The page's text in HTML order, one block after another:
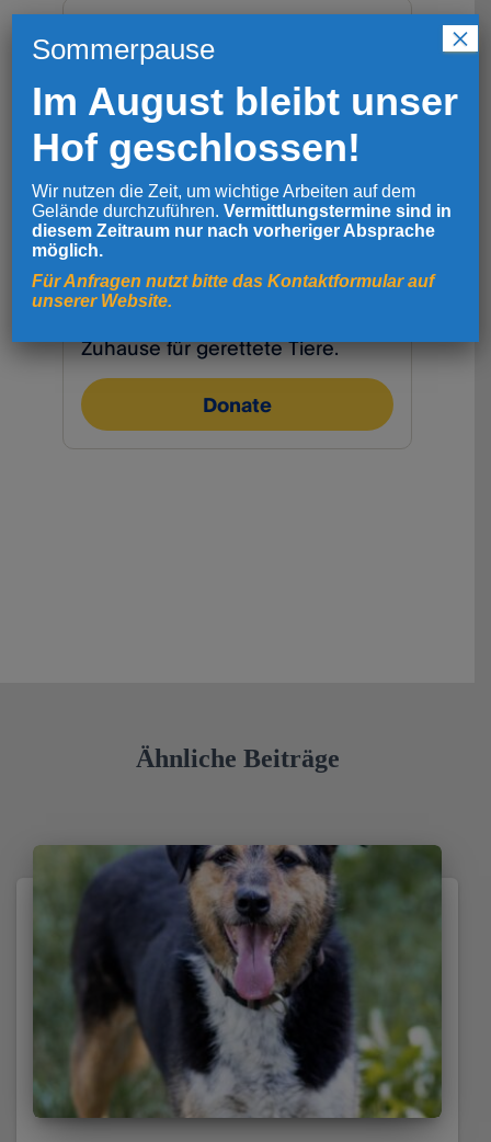
Ähnliche Beiträge
Sommerpause
Im August bleibt unser
Hof geschlossen!
Wir nutzen die Zeit, um wichtige Arbeiten auf dem
Gelände durchzuführen.Vermittlungstermine sind in
diesem Zeitraum nur nach vorheriger Absprache
möglich.
Für Anfragen nutzt bitte das Kontaktformular auf
unserer Website.
×